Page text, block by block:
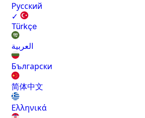
Русский
✓
Türkçe
العربية
Български
简体中文
Ελληνικά